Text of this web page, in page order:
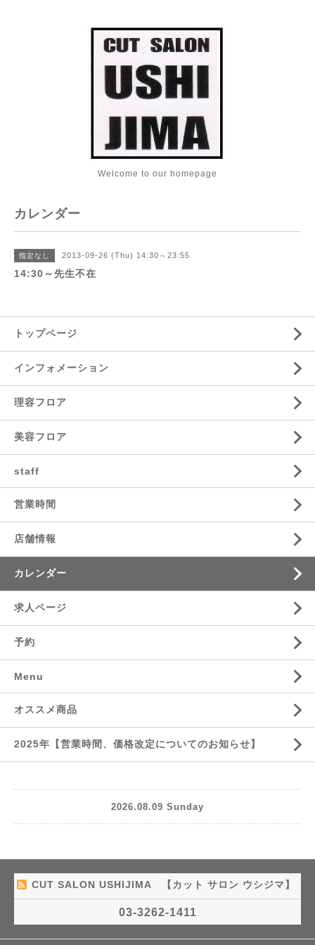
Welcome to our homepage
カレンダー
指定なし 2013-09-26 (Thu) 14:30～23:55
14:30～先生不在
トップページ
インフォメーション
理容フロア
美容フロア
staff
営業時間
店舗情報
カレンダー
求人ページ
予約
Menu
オススメ商品
2025年【営業時間、価格改定についてのお知らせ】
2026.08.09 Sunday
CUT SALON USHIJIMA 【カット サロン ウシジマ】
03-3262-1411